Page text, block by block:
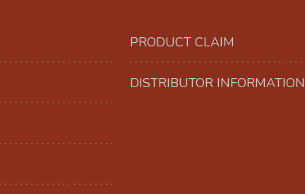
PRODUCT CLAIM
DISTRIBUTOR INFORMATION